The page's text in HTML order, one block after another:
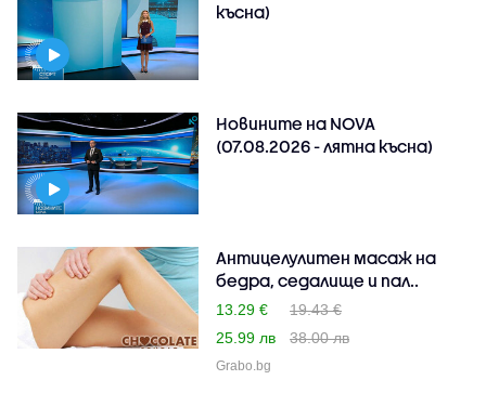
късна)
Новините на NOVA
(07.08.2026 - лятна късна)
Антицелулитен масаж на
бедра, седалище и пал..
13.29 €
19.43 €
25.99 лв
38.00 лв
Grabo.bg